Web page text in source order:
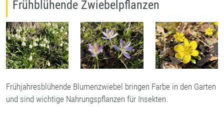
Frühblühende Zwiebelpflanzen
Frühjahresblühende Blumenzwiebel bringen Farbe in den Garten
und sind wichtige Nahrungspflanzen für Insekten.